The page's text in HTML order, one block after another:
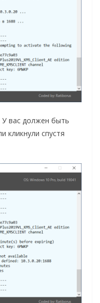
У вас должен быть
кликнули спустя